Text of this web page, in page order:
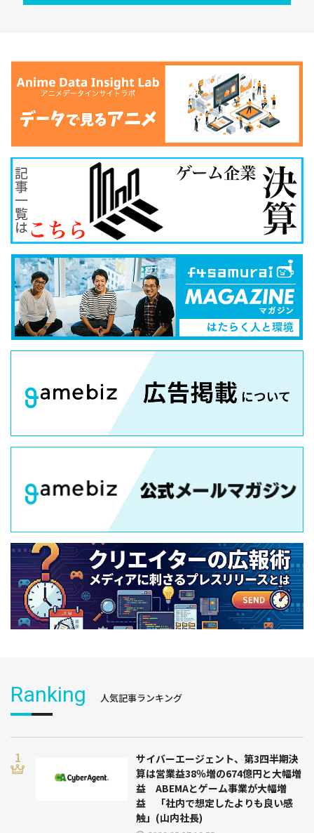
Ranking 人気記事ランキング
サイバーエージェント、第3四半期決
算は営業益38％増の674億円と大幅増
益 ABEMAとゲーム事業が大幅増
益 「社内で想定したよりも良い感
触」(山内社長)